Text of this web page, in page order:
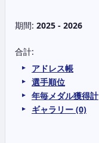
期間: 2025 - 2026
合計:
アドレス帳
選手順位
年毎メダル獲得計
ギャラリー (0)